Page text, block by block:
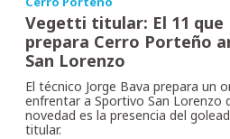
Vegetti titular: El 11 que
prepara Cerro Porteño
San Lorenzo
El técnico Jorge Bava prepara un
enfrentar a Sportivo San Lorenzo
novedad es la presencia del
titular.